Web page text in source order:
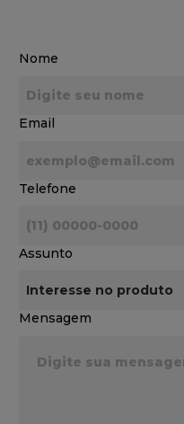
Nome
Email
Telefone
Assunto
Mensagem